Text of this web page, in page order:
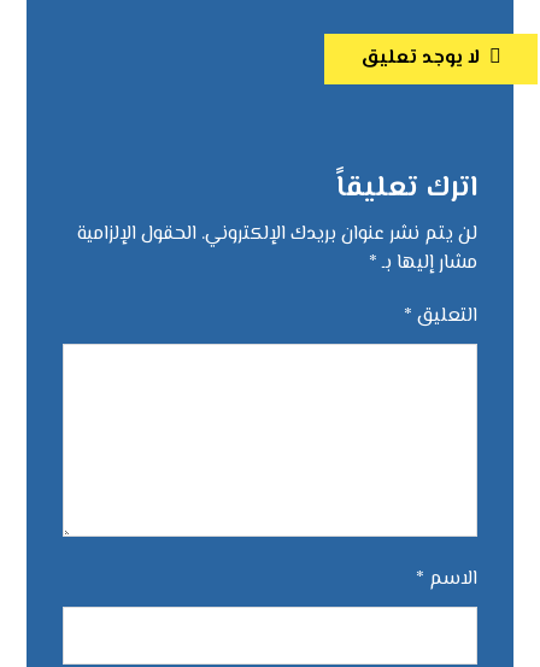
لا يوجد تعليق
اترك تعليقاً
لن يتم نشر عنوان بريدك الإلكتروني. الحقول الإلزامية
مشار إليها بـ*
التعليق *
الاسم *